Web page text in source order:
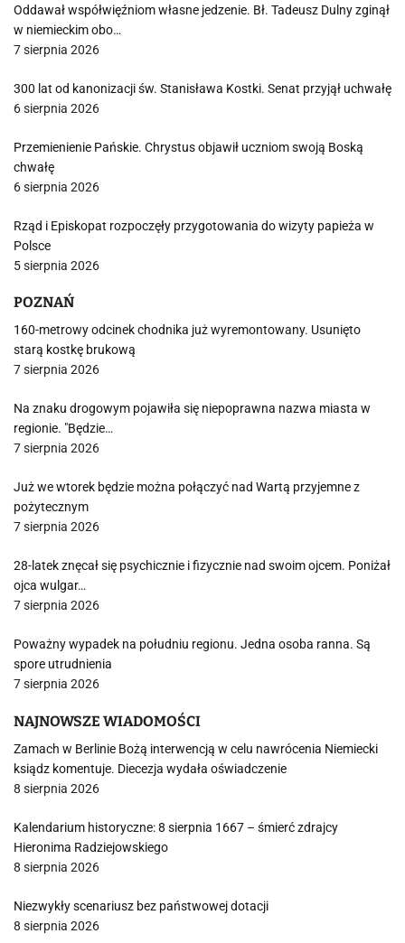
Oddawał współwięźniom własne jedzenie. Bł. Tadeusz Dulny zginął
w niemieckim obo…
7 sierpnia 2026
300 lat od kanonizacji św. Stanisława Kostki. Senat przyjął uchwałę
6 sierpnia 2026
Przemienienie Pańskie. Chrystus objawił uczniom swoją Boską
chwałę
6 sierpnia 2026
Rząd i Episkopat rozpoczęły przygotowania do wizyty papieża w
Polsce
5 sierpnia 2026
POZNAŃ
160-metrowy odcinek chodnika już wyremontowany. Usunięto
starą kostkę brukową
7 sierpnia 2026
Na znaku drogowym pojawiła się niepoprawna nazwa miasta w
regionie. "Będzie…
7 sierpnia 2026
Już we wtorek będzie można połączyć nad Wartą przyjemne z
pożytecznym
7 sierpnia 2026
28-latek znęcał się psychicznie i fizycznie nad swoim ojcem. Poniżał
ojca wulgar…
7 sierpnia 2026
Poważny wypadek na południu regionu. Jedna osoba ranna. Są
spore utrudnienia
7 sierpnia 2026
NAJNOWSZE WIADOMOŚCI
Zamach w Berlinie Bożą interwencją w celu nawrócenia Niemiecki
ksiądz komentuje. Diecezja wydała oświadczenie
8 sierpnia 2026
Kalendarium historyczne: 8 sierpnia 1667 – śmierć zdrajcy
Hieronima Radziejowskiego
8 sierpnia 2026
Niezwykły scenariusz bez państwowej dotacji
8 sierpnia 2026